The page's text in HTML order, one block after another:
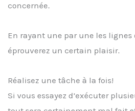
concernée.
En rayant une par une les lignes
éprouverez un certain plaisir.
Réalisez une tâche à la fois!
Si vous essayez d’exécuter